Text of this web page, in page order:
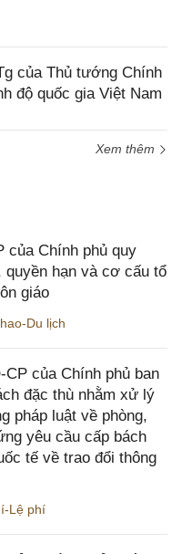
của Thủ tướng Chính
độ quốc gia Việt Nam
Xem thêm
của Chính phủ quy
quyền hạn và cơ cấu tổ
giáo
Du lịch
CP của Chính phủ ban
đặc thù nhằm xử lý
pháp luật về phòng,
yêu cầu cấp bách
tế về trao đổi thông
Lệ phí